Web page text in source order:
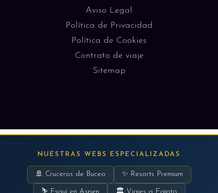
Aviso Legal
Política de Privacidad
Política de Cookies
Contrato de viaje
Sitemap
NUESTRAS WEBS ESPECIALIZADAS
🚢 Cruceros de Buceo ✨ Resorts Premium